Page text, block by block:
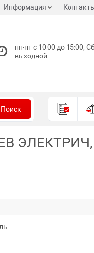
Информация
пн-пт с 10:00 до 15:00,
выходной
Поиск
ЭЛЕКТРИЧ,